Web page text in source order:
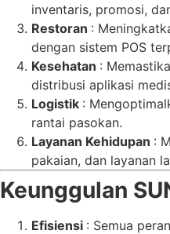
inventaris, promosi,
Restoran :
dengan sistem POS
Kesehatan :
distribusi aplikasi
Logistik :
rantai pasokan.
Layanan Kehidupan :
pakaian, dan layanan
Keunggulan
Efisiensi : Semua